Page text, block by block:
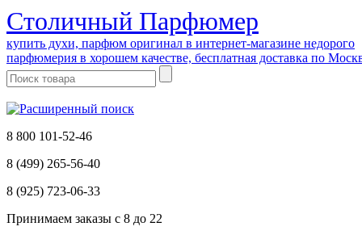
Cтоличный Парфюмер
купить духи, парфюм оригинал в интернет-магазине недорого
парфюмерия в хорошем качестве, бесплатная доставка по
8 800 101-52-46
8 (499) 265-56-40
8 (925) 723-06-33
Принимаем заказы с 8 до 22